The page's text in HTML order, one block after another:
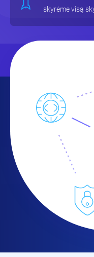
skyrėme visą